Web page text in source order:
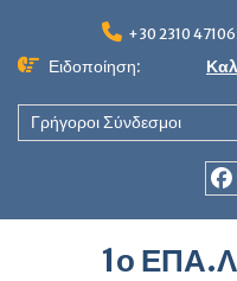
content
+30 2310
Ειδοποίηση:
Γρήγοροι Σύνδεσμοι
1ο